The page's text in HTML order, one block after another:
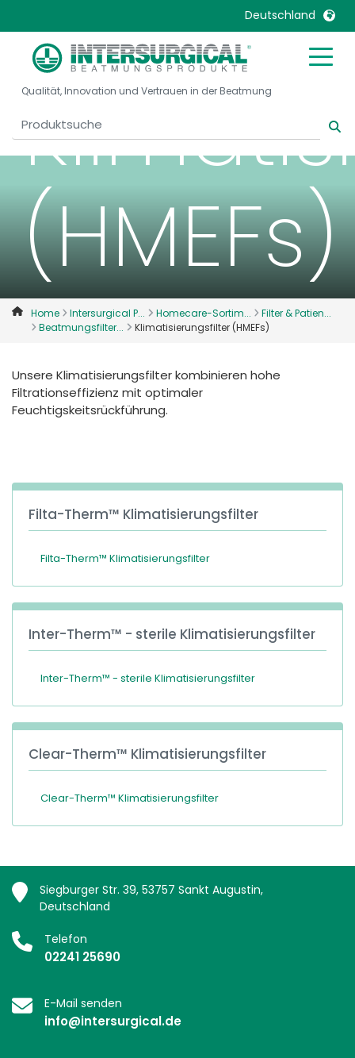
Deutschland
United Kingdom
United States
Canada, Français
China
Denmark
Deutschland
France
Italia
Nederlands
Norway
Russia
Sweden
International English
Qualität, Innovation und Vertrauen in der Beatmung
(HMEFs)
Home Intersurgical P... Homecare-Sortim...
Filter & Patien...
Beatmungsfilter...
Klimatisierungsfilter (HMEFs)
Unsere Klimatisierungsfilter kombinieren hohe
Filtrationseffizienz mit optimaler
Feuchtigskeitsrückführung.
Filta-Therm™ Klimatisierungsfilter
Filta-Therm™ Klimatisierungsfilter
Inter-Therm™ - sterile Klimatisierungsfilter
Inter-Therm™ - sterile Klimatisierungsfilter
Clear-Therm™ Klimatisierungsfilter
Clear-Therm™ Klimatisierungsfilter
Siegburger Str. 39, 53757 Sankt Augustin,
Deutschland
Telefon
02241 25690
E-Mail senden
info@intersurgical.de